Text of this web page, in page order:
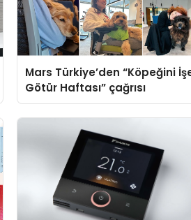
Mars Türkiye’den “Köpeğini
Götür Haftası” çağrısı